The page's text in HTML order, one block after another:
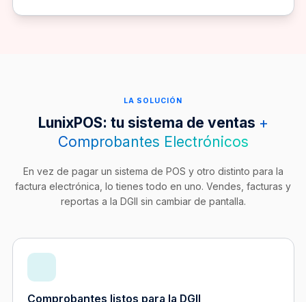
LA SOLUCIÓN
LunixPOS: tu sistema de ventas +
Comprobantes Electrónicos
En vez de pagar un sistema de POS y otro distinto para la
factura electrónica, lo tienes todo en uno. Vendes, facturas y
reportas a la DGII sin cambiar de pantalla.
Comprobantes listos para la DGII